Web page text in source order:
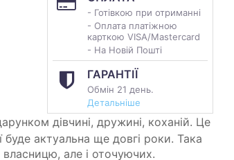
- Готівкою при отриманні
- Оплата платіжною
карткою VISA/Mastercard
- На Новій Пошті
ГАРАНТІЇ
Обмін 21 день.
Детальніше
дівчині, дружині, коханій. Це
актуальна ще довгі роки. Така
але і оточуючих.